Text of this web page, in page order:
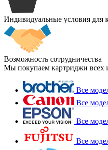
Индивидуальные условия для
Возможность сотрудничества
Мы покупаем картриджи всех
Все
Все
Все
Все